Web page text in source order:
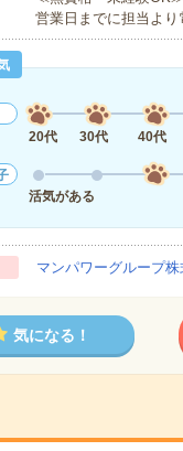
営業日までに担当よ
20代
30代 40代
活気がある
マンパワーグループ
気になる！